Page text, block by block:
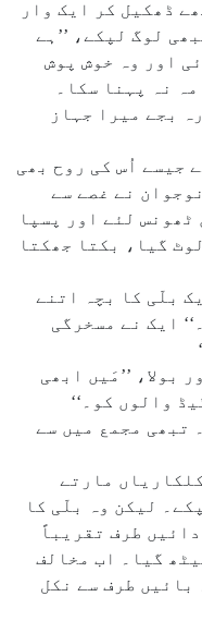
ڈھکیل کر ایک وار
لوگ لپکے، ’’ہے
اور وہ خوش پوش
نہ پہنا سکا۔
بجے میرا جہاز
جیسے اُس کی روح بھی
نے غصے سے
ٹھونس لئے اور پسپا
گیا، بکتا جھکتا
بلّی کا بچہ اتنے
ایک نے مسخرگی
بولا، ’’مَیں ابھی
والوں کو۔‘‘
تبھی مجمع میں سے
مارتے
لیکن وہ بلّی کا
طرف تقریباً
گیا۔ اب مخالف
بائیں طرف سے نکل